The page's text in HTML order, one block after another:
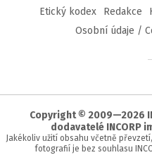
Etický kodex Redakce
Osobní údaje /
Copyright © 2009—2026
dodavatelé INCORP
Jakékoliv užití obsahu včetně
fotografií je bez souhlasu